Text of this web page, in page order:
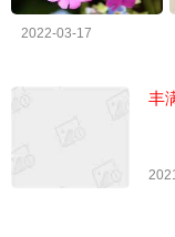
2022-03-17
丰